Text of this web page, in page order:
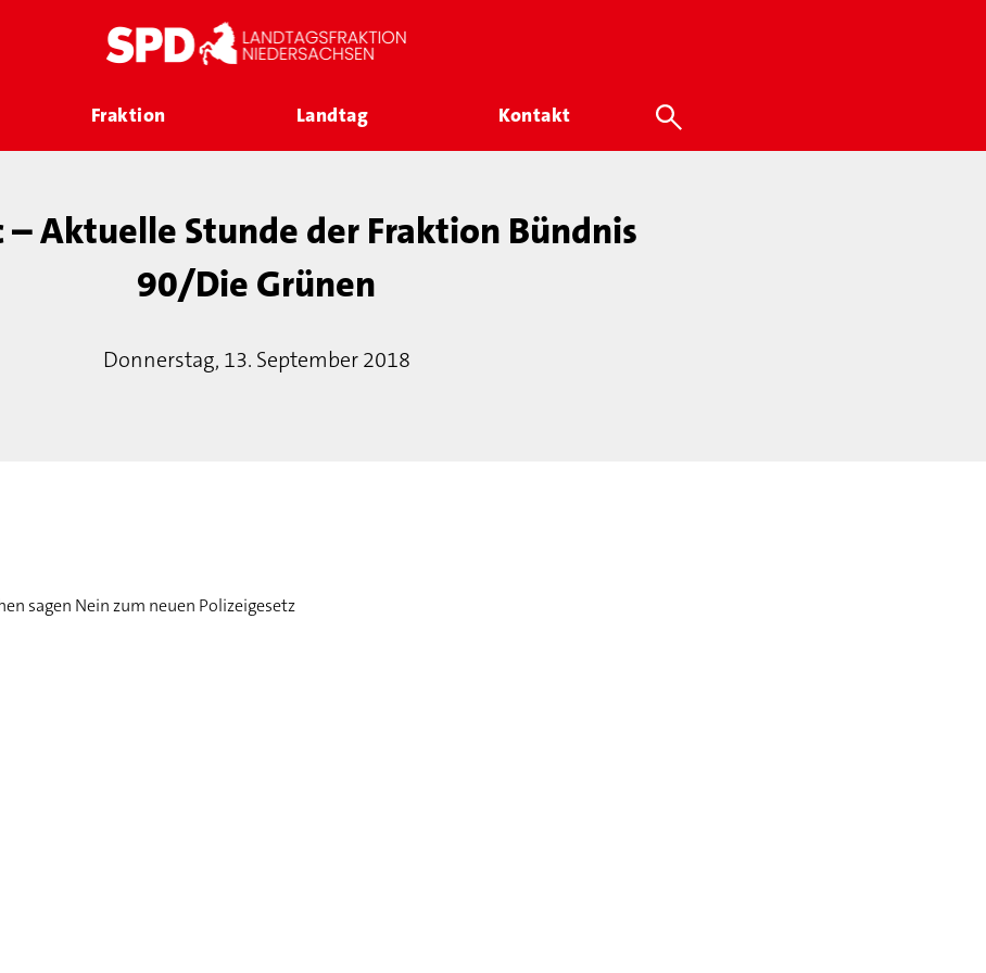
Fraktion Landtag Kontakt
– Aktuelle Stunde der Fraktion Bündnis
90/Die Grünen
Donnerstag, 13. September 2018
sagen Nein zum neuen Polizeigesetz